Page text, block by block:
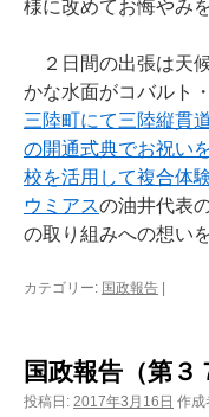
様に改めてお悔やみ
２日間の出張は天
かな水面がコバルト
三陸町にて三陸縦貫
の開通式典でお祝い
校を活用して複合体
ウミアスの油井代表
の取り組みへの想い
カテゴリー: 国政報告 |
国政報告（第３
投稿日: 2017年3月16日 作成